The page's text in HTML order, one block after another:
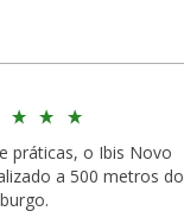
práticas, o Ibis Novo
a 500 metros do